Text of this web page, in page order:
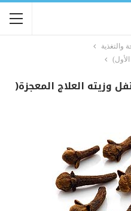
والتغذية
وزيته العلاج المعجزة(